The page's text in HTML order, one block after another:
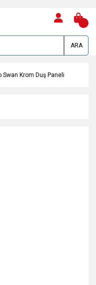
ARA
Swan Krom Duş Paneli